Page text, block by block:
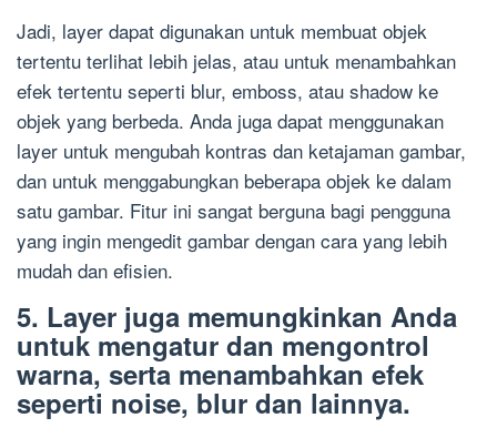
Jadi, layer dapat digunakan untuk membuat objek
tertentu terlihat lebih jelas, atau untuk menambahkan
efek tertentu seperti blur, emboss, atau shadow ke
objek yang berbeda. Anda juga dapat menggunakan
layer untuk mengubah kontras dan ketajaman gambar,
dan untuk menggabungkan beberapa objek ke dalam
satu gambar. Fitur ini sangat berguna bagi pengguna
yang ingin mengedit gambar dengan cara yang lebih
mudah dan efisien.
5. Layer juga memungkinkan Anda
untuk mengatur dan mengontrol
warna, serta menambahkan efek
seperti noise, blur dan lainnya.